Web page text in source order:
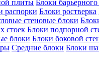
плиты Блоки
распорки Блоки ростверка
стеновые блоки
стоек Блоки подпорной
блоки Блоки боковой
Средние блоки Блоки